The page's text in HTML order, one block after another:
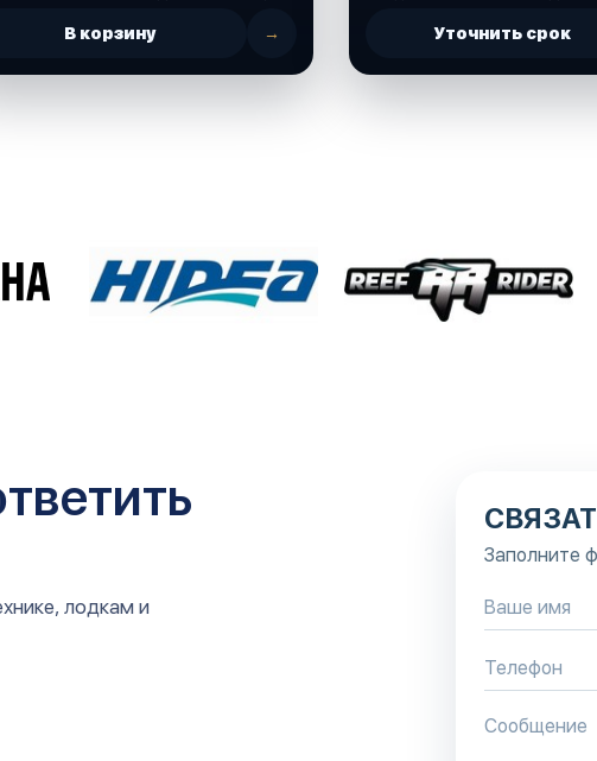
В корзину → Уточнить срок
лодкам и
Заполните